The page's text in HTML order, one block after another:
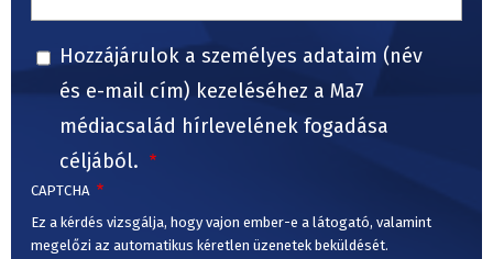
Hozzájárulok a személyes adataim (név
és e-mail cím) kezeléséhez a Ma7
médiacsalád hírlevelének fogadása
céljából.
CAPTCHA
Ez a kérdés vizsgálja, hogy vajon ember-e a látogató, valamint
megelőzi az automatikus kéretlen üzenetek beküldését.